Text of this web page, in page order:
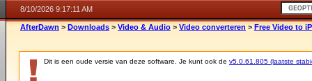
8/10/2026 9:17:11 AM
AfterDawn > Downloads > Video & Audio > Video converteren > Free Video to
Dit is een oude versie van deze software. Je kunt ook de v5.0.61.805 (laatste